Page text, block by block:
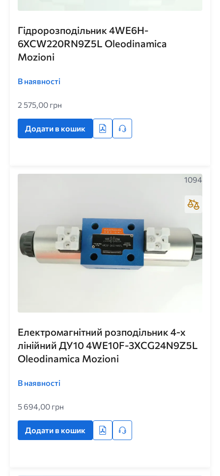
Гідророзподільник 4WE6H-
6XCW220RN9Z5L Oleodinamica
Mozioni
В наявності
2 575,00 грн
Додати в кошик
Електромагнітний розподільник 4-х
лінійний ДУ10 4WE10F-3XCG24N9Z5L
Oleodinamica Mozioni
В наявності
5 694,00 грн
Додати в кошик
1094